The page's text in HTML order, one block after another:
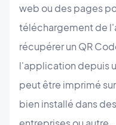
web ou des pages
téléchargement de
récupérer un QR
l'application depuis
peut être imprimé
bien installé dans